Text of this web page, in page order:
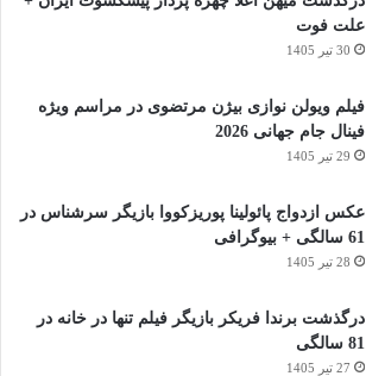
علت فوت
30 تیر 1405
فیلم ویولن نوازی بیژن مرتضوی در مراسم ویژه
فینال جام جهانی 2026
29 تیر 1405
عکس ازدواج پائولینا پوریزکووا بازیگر سرشناس در
61 سالگی + بیوگرافی
28 تیر 1405
درگذشت برندا فریکر بازیگر فیلم تنها در خانه در
81 سالگی
27 تیر 1405